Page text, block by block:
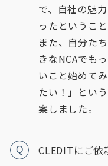
で、自社の魅
ったというこ
また、自分た
きなNCAでも
いこと始めて
たい！」とい
案しました。
Q CLEDITにご依